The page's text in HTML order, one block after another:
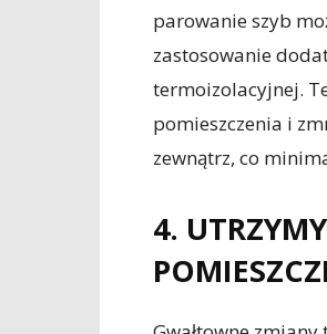
parowanie szyb
zastosowanie
termoizolacyjnej.
pomieszczenia i
zewnątrz, co
4.